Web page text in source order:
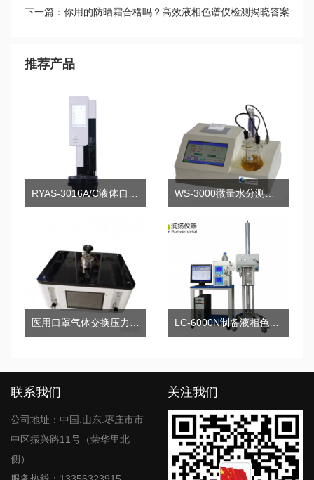
下一篇：你用的防晒霜合格吗？高效液相色谱仪检测揭晓答案
推荐产品
WS-3000微量水分测定仪
联系我们
公司地址：中国.山东.枣庄市市
中区振兴路11号（荣华里北
侧）
关注我们